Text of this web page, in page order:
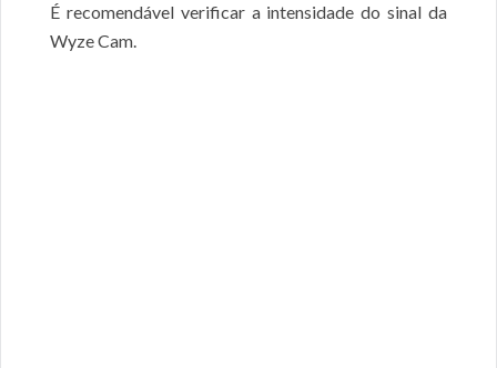
É recomendável verificar a intensidade do sinal da
Wyze Cam.